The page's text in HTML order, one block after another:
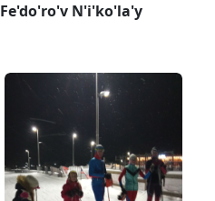
Fe'do'ro'v N'i'ko'la'y